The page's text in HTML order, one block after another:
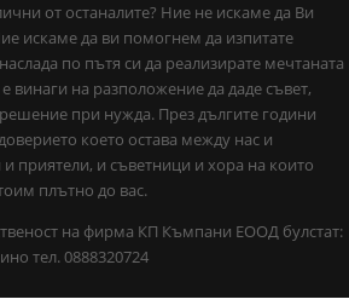
от останалите? Ние не искаме да Ви
искаме да ви помогнем да изпитате
по пътя си да реализирате мечтаната
винаги на разположение да даде съвет,
при нужда. През дългите години
което остава между нас и
приятели, и съветници и хора на които
плътно до вас.
на фирма КП Къмпани ЕООД булстат:
тел. 0888320724